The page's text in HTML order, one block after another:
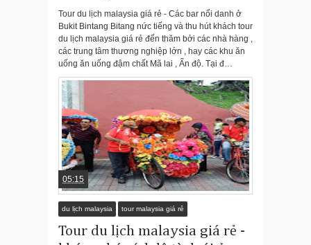
Tour du lịch malaysia giá rẻ - Các bar nổi danh ở
Bukit Bintang Bitang nức tiếng và thu hút khách tour
du lịch malaysia giá rẻ đến thăm bởi các nhà hàng ,
các trung tâm thương nghiệp lớn , hay các khu ăn
uống ăn uống đậm chất Mã lai , Ấn độ. Tại đ…
05:15
du lịch malaysia tour malaysia giá rẻ
Tour du lịch malaysia giá rẻ -